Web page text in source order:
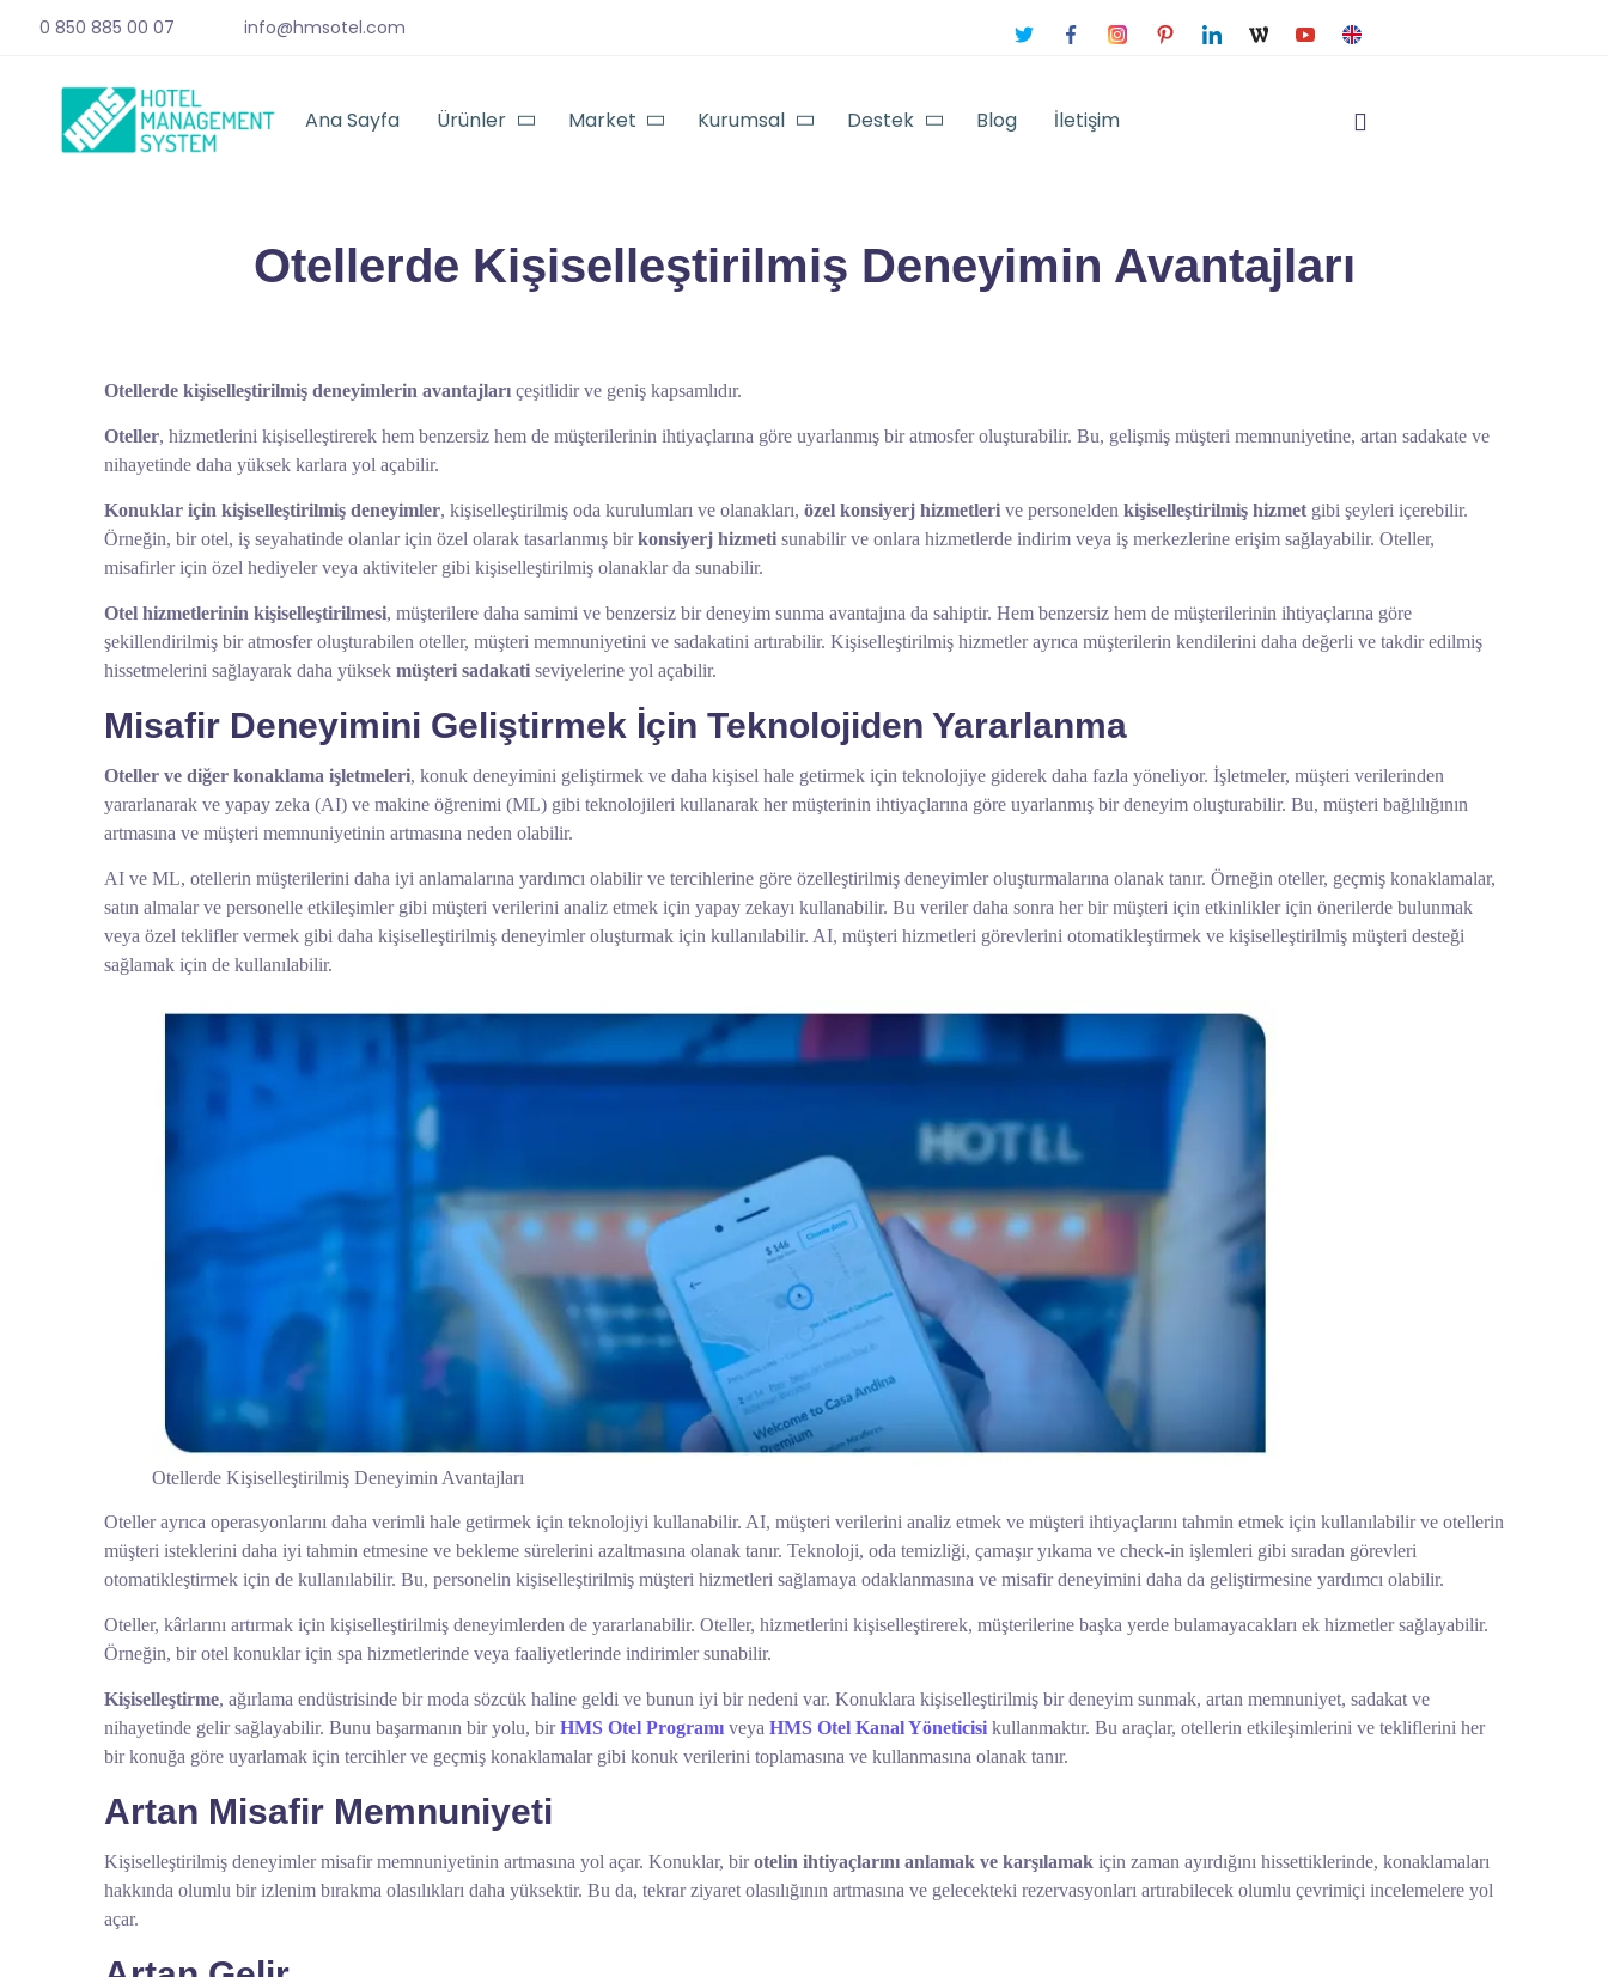
0 850 885 00 07 info@hmsotel.com
Ana Sayfa Ürünler Market Kurumsal Destek Blog İletişim
Otellerde Kişiselleştirilmiş Deneyimin Avantajları
Otellerde kişiselleştirilmiş deneyimlerin avantajları çeşitlidir ve geniş kapsamlıdır.
Oteller, hizmetlerini kişiselleştirerek hem benzersiz hem de müşterilerinin ihtiyaçlarına göre uyarlanmış bir atmosfer oluşturabilir. Bu, gelişmiş müşteri memnuniyetine, artan sadakate ve
nihayetinde daha yüksek karlara yol açabilir.
Konuklar için kişiselleştirilmiş deneyimler, kişiselleştirilmiş oda kurulumları ve olanakları, özel konsiyerj hizmetleri ve personelden kişiselleştirilmiş hizmet gibi şeyleri içerebilir.
Örneğin, bir otel, iş seyahatinde olanlar için özel olarak tasarlanmış birkonsiyerj hizmeti sunabilir ve onlara hizmetlerde indirim veya iş merkezlerine erişim sağlayabilir. Oteller,
misafirler için özel hediyeler veya aktiviteler gibi kişiselleştirilmiş olanaklar da sunabilir.
Otel hizmetlerinin kişiselleştirilmesi, müşterilere daha samimi ve benzersiz bir deneyim sunma avantajına da sahiptir. Hem benzersiz hem de müşterilerinin ihtiyaçlarına göre
şekillendirilmiş bir atmosfer oluşturabilen oteller, müşteri memnuniyetini ve sadakatini artırabilir. Kişiselleştirilmiş hizmetler ayrıca müşterilerin kendilerini daha değerli ve takdir edilmiş
hissetmelerini sağlayarak daha yüksek müşteri sadakati seviyelerine yol açabilir.
Misafir Deneyimini Geliştirmek İçin Teknolojiden Yararlanma
Oteller ve diğer konaklama işletmeleri, konuk deneyimini geliştirmek ve daha kişisel hale getirmek için teknolojiye giderek daha fazla yöneliyor. İşletmeler, müşteri verilerinden
yararlanarak ve yapay zeka (AI) ve makine öğrenimi (ML) gibi teknolojileri kullanarak her müşterinin ihtiyaçlarına göre uyarlanmış bir deneyim oluşturabilir. Bu, müşteri bağlılığının
artmasına ve müşteri memnuniyetinin artmasına neden olabilir.
AI ve ML, otellerin müşterilerini daha iyi anlamalarına yardımcı olabilir ve tercihlerine göre özelleştirilmiş deneyimler oluşturmalarına olanak tanır. Örneğin oteller, geçmiş konaklamalar,
satın almalar ve personelle etkileşimler gibi müşteri verilerini analiz etmek için yapay zekayı kullanabilir. Bu veriler daha sonra her bir müşteri için etkinlikler için önerilerde bulunmak
veya özel teklifler vermek gibi daha kişiselleştirilmiş deneyimler oluşturmak için kullanılabilir. AI, müşteri hizmetleri görevlerini otomatikleştirmek ve kişiselleştirilmiş müşteri desteği
sağlamak için de kullanılabilir.
Otellerde Kişiselleştirilmiş Deneyimin Avantajları
Oteller ayrıca operasyonlarını daha verimli hale getirmek için teknolojiyi kullanabilir. AI, müşteri verilerini analiz etmek ve müşteri ihtiyaçlarını tahmin etmek için kullanılabilir ve otellerin
müşteri isteklerini daha iyi tahmin etmesine ve bekleme sürelerini azaltmasına olanak tanır. Teknoloji, oda temizliği, çamaşır yıkama ve check-in işlemleri gibi sıradan görevleri
otomatikleştirmek için de kullanılabilir. Bu, personelin kişiselleştirilmiş müşteri hizmetleri sağlamaya odaklanmasına ve misafir deneyimini daha da geliştirmesine yardımcı olabilir.
Oteller, kârlarını artırmak için kişiselleştirilmiş deneyimlerden de yararlanabilir. Oteller, hizmetlerini kişiselleştirerek, müşterilerine başka yerde bulamayacakları ek hizmetler sağlayabilir.
Örneğin, bir otel konuklar için spa hizmetlerinde veya faaliyetlerinde indirimler sunabilir.
Kişiselleştirme, ağırlama endüstrisinde bir moda sözcük haline geldi ve bunun iyi bir nedeni var. Konuklara kişiselleştirilmiş bir deneyim sunmak, artan memnuniyet, sadakat ve
nihayetinde gelir sağlayabilir. Bunu başarmanın bir yolu, birHMS Otel Programı veya HMS Otel Kanal Yöneticisi kullanmaktır. Bu araçlar, otellerin etkileşimlerini ve tekliflerini her
bir konuğa göre uyarlamak için tercihler ve geçmiş konaklamalar gibi konuk verilerini toplamasına ve kullanmasına olanak tanır.
Artan Misafir Memnuniyeti
Kişiselleştirilmiş deneyimler misafir memnuniyetinin artmasına yol açar. Konuklar, birotelin ihtiyaçlarını anlamak ve karşılamak için zaman ayırdığını hissettiklerinde, konaklamaları
hakkında olumlu bir izlenim bırakma olasılıkları daha yüksektir. Bu da, tekrar ziyaret olasılığının artmasına ve gelecekteki rezervasyonları artırabilecek olumlu çevrimiçi incelemelere yol
açar.